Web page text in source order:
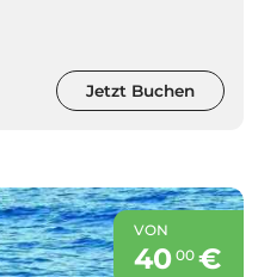
Jetzt Buchen
VON
40 00€